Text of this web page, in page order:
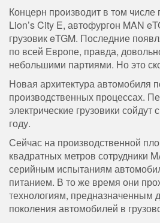
Концерн производит в том числе
Lion’s City E, автофургон MAN
грузовик eTGM. Последние
по всей Европе, правда,
небольшими партиями. Но это
Новая архитектура автомобиля
производственных процессах.
электрические грузовики сойдут
году.
Сейчас на производственной
квадратных метров сотрудники
серийным испытаниям
питанием. В то же время они
технологиям, предназначенным
поколения автомобилей в